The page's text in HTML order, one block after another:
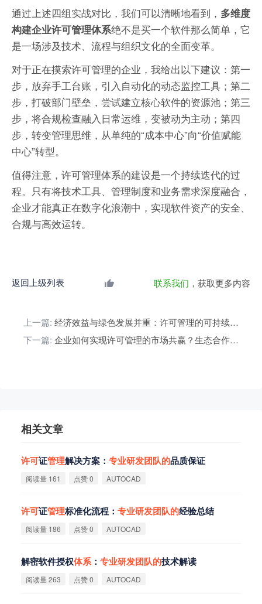
通过上述四组实战对比，我们可以清晰地看到， 多维度
构建企业许可管理体系绝不是买一个软件那么简单，它
是一场涉及技术、流程与组织文化的全面变革。
对于正在摸索许可管理的企业，我给出以下建议：第一
步，放弃手工台账，引入自动化的动态监控工具；第二
步，打破部门壁垒，尝试建立核心软件的资源池；第三
步，将合规检查融入日常运维，变被动为主动；第四
步，转变管理思维，从单纯的“成本中心”向“价值赋能
中心”转型。
值得注意，许可管理体系的建设是一个持续迭代的过
程。只有将技术工具、管理制度和业务需求深度融合，
企业才能真正在数字化浪潮中，实现软件资产的安全、
合规与高效运转。
返回上级列表 联系我们 ，获取更多内容
上一篇:
经济效益与绿色发展并重：许可管理的可持续之路
下一篇:
企业如何实现许可管理的市场共赢？生态合作新范式
相关文章
许可证管理解决方案： 专业研发团队的品质保证
阅读量 161 点赞 0 AUTOCAD
许可证管理标准化流程： 专业研发团队的经验总结
阅读量 186 点赞 0 AUTOCAD
解密软件授权体系： 专业研发团队的技术解读
阅读量 263 点赞 0 AUTOCAD